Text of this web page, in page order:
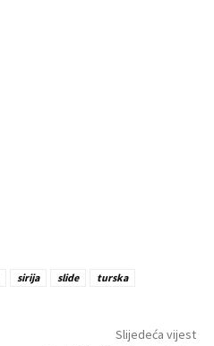
sirija slide turska
Slijedeća vijest